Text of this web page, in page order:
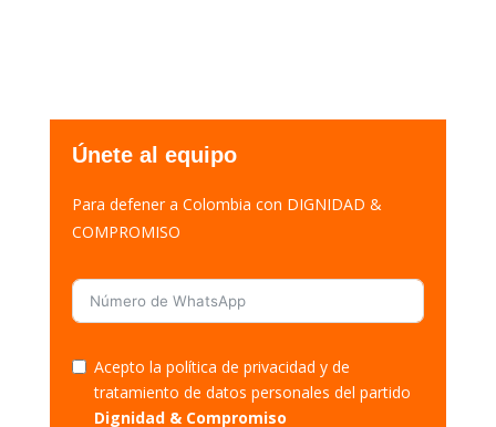
Únete al equipo
Para defener a Colombia con DIGNIDAD &
COMPROMISO
Acepto la política de privacidad y de
tratamiento de datos personales del partido
Dignidad & Compromiso